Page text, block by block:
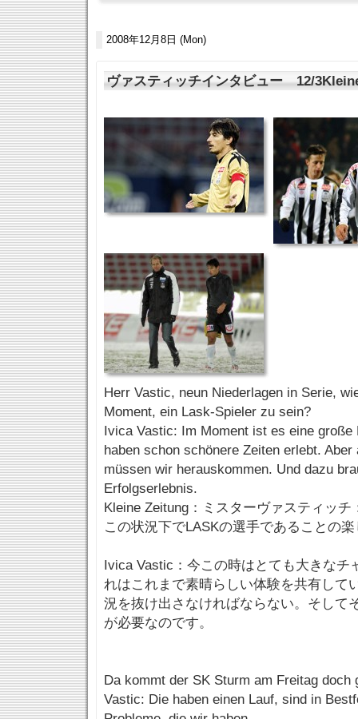
2008年12月8日 (Mon)
ヴァスティッチインタビュー 12/
Herr Vastic, neun Niederlagen in Serie,
Moment, ein Lask-Spieler zu sein?
Ivica Vastic: Im Moment ist es eine große
haben schon schönere Zeiten erlebt.
müssen wir herauskommen. Und dazu
Erfolgserlebnis.
Kleine Zeitung：ミスターヴァスティッ
この状況下でLASKの選手であることの
Ivica Vastic：今この時はとても大きなチ
れはこれまで素晴らしい体験を共有して
況を抜け出さなければならない。そして
が必要なのです。
Da kommt der SK Sturm am Freitag doch
Vastic: Die haben einen Lauf, sind in